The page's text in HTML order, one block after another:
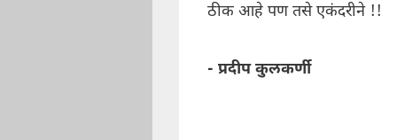
ठीक आहे पण तसे एकंदरीने !!
- प्रदीप कुलकर्णी